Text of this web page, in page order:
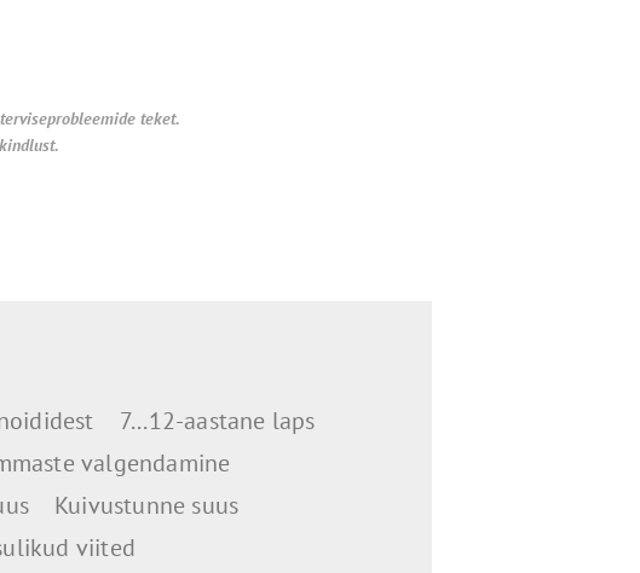
teket.
7...12-aastane laps
valgendamine
Kuivustunne suus
viited